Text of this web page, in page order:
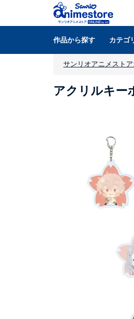
作品から探す カテゴ
サンリオアニメスト
アクリルキー